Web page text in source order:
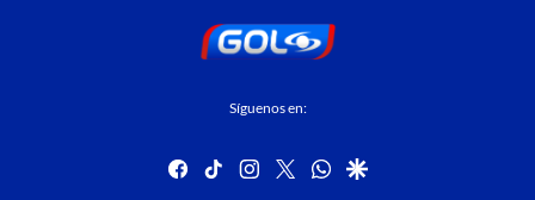
Síguenos en:
facebook
tiktok instagram
twitterwhatsapp
google